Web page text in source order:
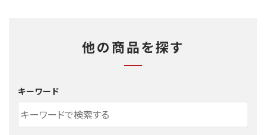
特定商取引法について
お問い合わせ
他の商品を探す
キーワード